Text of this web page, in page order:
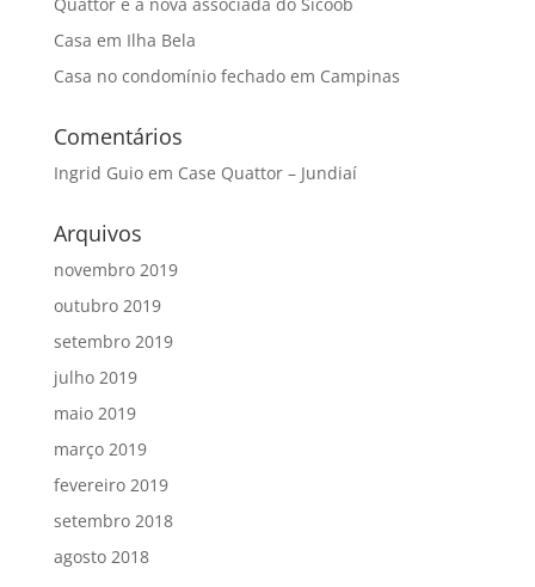
Casa em Ilha Bela
Casa no condomínio fechado em Campinas
Comentários
Ingrid Guioem Case Quattor – Jundiaí
Arquivos
novembro 2019
outubro 2019
setembro 2019
julho 2019
maio 2019
março 2019
fevereiro 2019
setembro 2018
agosto 2018